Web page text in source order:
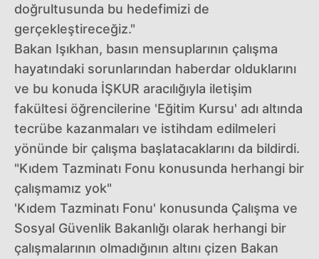
doğrultusunda bu hedefimizi de
gerçekleştireceğiz."
Bakan Işıkhan, basın mensuplarının çalışma
hayatındaki sorunlarından haberdar olduklarını
ve bu konuda İŞKUR aracılığıyla iletişim
fakültesi öğrencilerine 'Eğitim Kursu' adı altında
tecrübe kazanmaları ve istihdam edilmeleri
yönünde bir çalışma başlatacaklarını da bildirdi.
"Kıdem Tazminatı Fonu konusunda herhangi bir
çalışmamız yok"
'Kıdem Tazminatı Fonu' konusunda Çalışma ve
Sosyal Güvenlik Bakanlığı olarak herhangi bir
çalışmalarının olmadığının altını çizen Bakan